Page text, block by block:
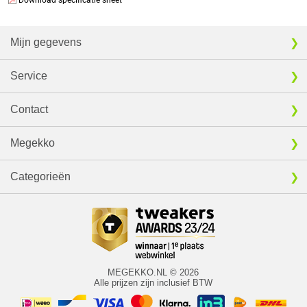
Mijn gegevens
Service
Contact
Megekko
Categorieën
MEGEKKO.NL © 2026
Alle prijzen zijn inclusief BTW